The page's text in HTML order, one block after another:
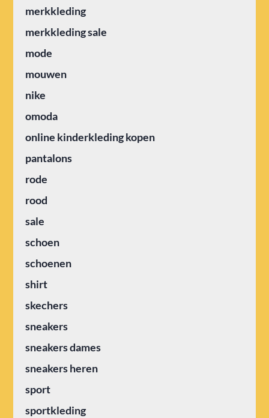
merkkleding
merkkleding sale
mode
mouwen
nike
omoda
online kinderkleding kopen
pantalons
rode
rood
sale
schoen
schoenen
shirt
skechers
sneakers
sneakers dames
sneakers heren
sport
sportkleding